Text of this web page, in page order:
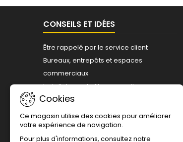
CONSEILS ET IDÉES
Être rappelé par le service client
Bureaux, entrepôts et espaces
commerciaux
Installateurs de films pour vitrages -
Professionnels agréés
Questions sur les films
Choisir un film adhésif
Résidentiel - Film pour particuliers
Cookies
Ce magasin utilise des cookies pour améliorer
votre expérience de navigation.
Pour plus d'informations, consultez notre